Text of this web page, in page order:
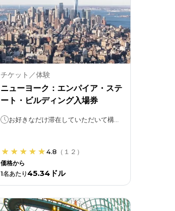
チケット／体験
ニューヨーク：エンパイア・ステ
ート・ビルディング入場券
お好きなだけ滞在していただいて構いません！
4.8 （ １２ ）
価格から
1名あたり45.34ドル